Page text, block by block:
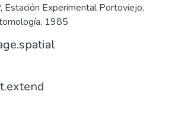
Estación Experimental Portoviejo,
1985